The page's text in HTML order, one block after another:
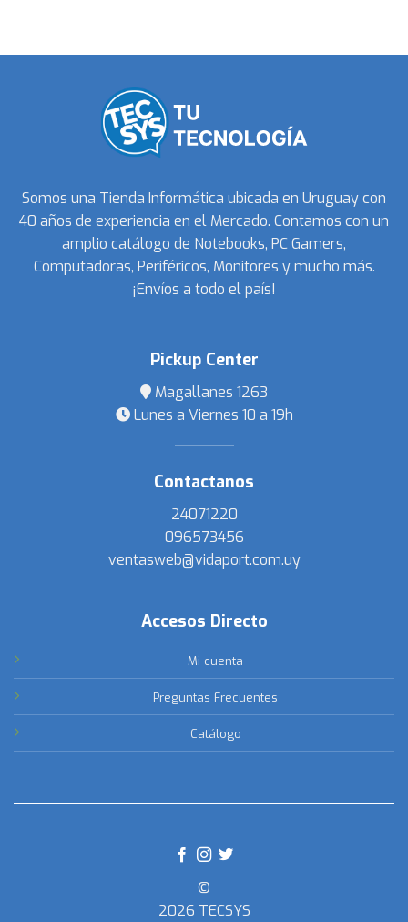
Somos una Tienda Informática ubicada en Uruguay con
40 años de experiencia en el Mercado. Contamos con un
amplio catálogo de Notebooks, PC Gamers,
Computadoras, Periféricos, Monitores y mucho más.
¡Envíos a todo el país!
Pickup Center
Magallanes 1263
Lunes a Viernes 10 a 19h
Contactanos
24071220
096573456
ventasweb@vidaport.com.uy
Accesos Directo
Mi cuenta
Preguntas Frecuentes
Catálogo
©
2026 TECSYS